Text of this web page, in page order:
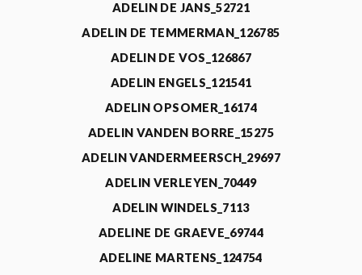
ADELIN DE JANS_52721
ADELIN DE TEMMERMAN_126785
ADELIN DE VOS_126867
ADELIN ENGELS_121541
ADELIN OPSOMER_16174
ADELIN VANDEN BORRE_15275
ADELIN VANDERMEERSCH_29697
ADELIN VERLEYEN_70449
ADELIN WINDELS_7113
ADELINE DE GRAEVE_69744
ADELINE MARTENS_124754